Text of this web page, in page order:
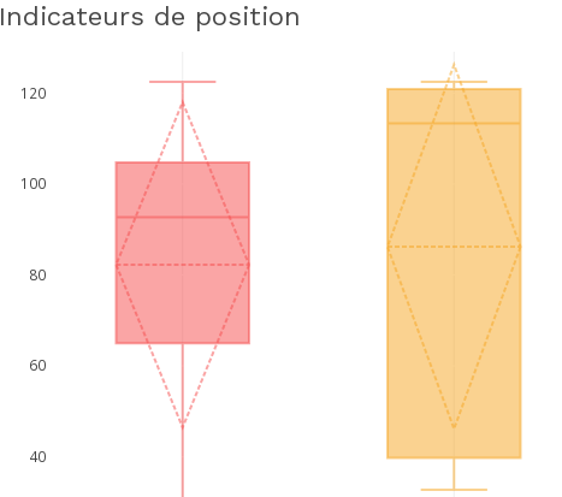
Indicateurs de position
40
60
80
100
120